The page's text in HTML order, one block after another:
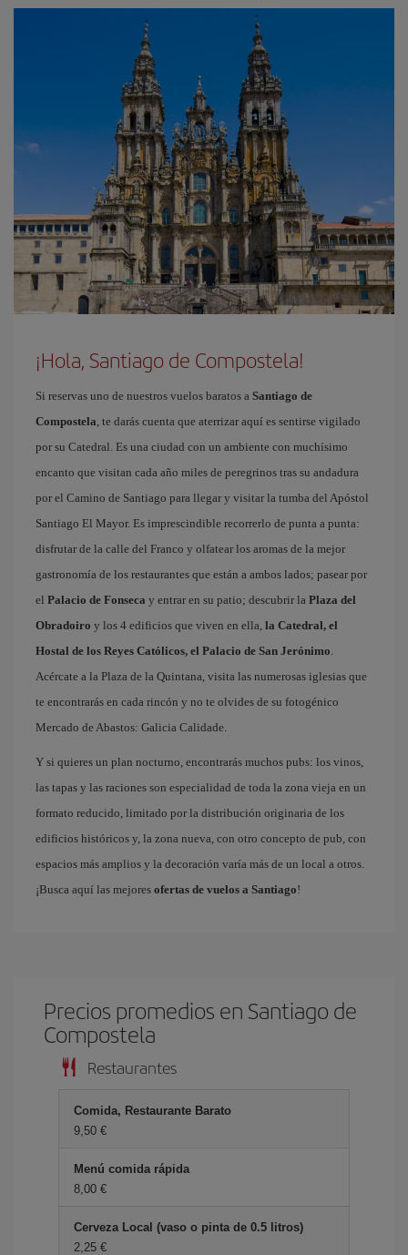
¡Hola, Santiago de Compostela!
Si reservas uno de nuestros vuelos baratos a Santiago de
Compostela, te darás cuenta que aterrizar aquí es sentirse vigilado
por su Catedral. Es una ciudad con un ambiente con muchísimo
encanto que visitan cada año miles de peregrinos tras su andadura
por el Camino de Santiago para llegar y visitar la tumba del Apóstol
Santiago El Mayor. Es imprescindible recorrerlo de punta a punta:
disfrutar de la calle del Franco y olfatear los aromas de la mejor
gastronomía de los restaurantes que están a ambos lados; pasear por
el Palacio de Fonseca y entrar en su patio; descubrir la Plaza del
Obradoiro y los 4 edificios que viven en ella, la Catedral, el
Hostal de los Reyes Católicos, el Palacio de San Jerónimo.
Acércate a la Plaza de la Quintana, visita las numerosas iglesias que
te encontrarás en cada rincón y no te olvides de su fotogénico
Mercado de Abastos: Galicia Calidade.
Y si quieres un plan nocturno, encontrarás muchos pubs: los vinos,
las tapas y las raciones son especialidad de toda la zona vieja en un
formato reducido, limitado por la distribución originaria de los
edificios históricos y, la zona nueva, con otro concepto de pub, con
espacios más amplios y la decoración varía más de un local a otros.
¡Busca aquí las mejores ofertas de vuelos a Santiago!
Precios promedios en Santiago de
Compostela
Restaurantes
Comida, Restaurante Barato
9,50 €
Menú comida rápida
8,00 €
Cerveza Local (vaso o pinta de 0.5 litros)
2,25 €